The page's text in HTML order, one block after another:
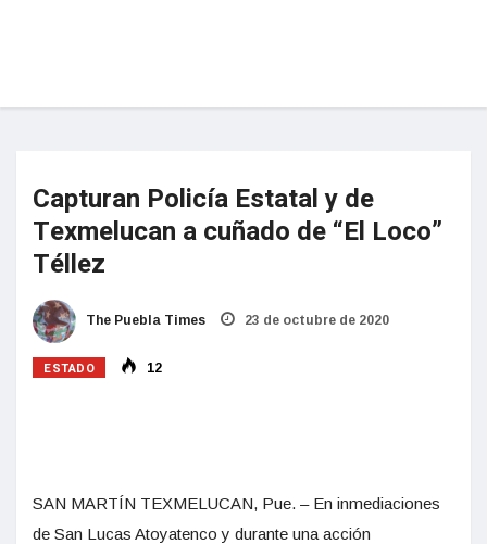
Capturan Policía Estatal y de
Texmelucan a cuñado de “El Loco”
Téllez
The Puebla Times 23 de octubre de 2020
ESTADO 12
SAN MARTÍN TEXMELUCAN, Pue. – En inmediaciones
de San Lucas Atoyatenco y durante una acción